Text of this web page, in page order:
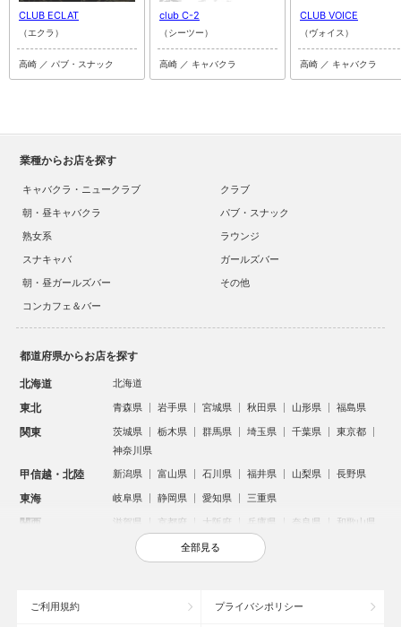
CLUB ECLAT
（エクラ）
高崎 ／ パブ・スナック
club C-2
（シーツー）
高崎 ／ キャバクラ
CLUB VOICE
（ヴォイス）
高崎 ／ キャバクラ
業種からお店を探す
キャバクラ・ニュークラブ
クラブ
朝・昼キャバクラ
パブ・スナック
熟女系
ラウンジ
スナキャバ
ガールズバー
朝・昼ガールズバー
その他
コンカフェ＆バー
都道府県からお店を探す
北海道 北海道
東北 青森県 岩手県 宮城県 秋田県 山形県 福島県
関東 茨城県 栃木県 群馬県 埼玉県 千葉県
東京都
神奈川県
甲信越・北陸 新潟県 富山県 石川県 福井県 山梨県 長野県
東海 岐阜県 静岡県 愛知県 三重県
関西 滋賀県 京都府 大阪府 兵庫県 奈良県 和歌山県
鳥取県 島根県 岡山県 広島県
沖縄県
全部見る
ご利用規約 プライバシポリシー